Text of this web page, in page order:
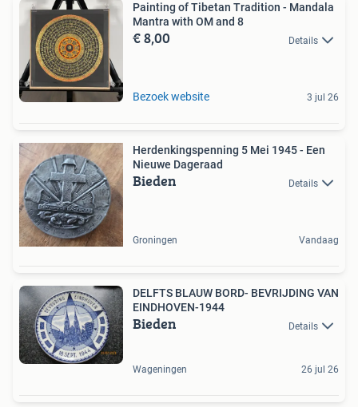
Painting of Tibetan Tradition - Mandala
Mantra with OM and 8
€ 8,00 Details
Bezoek website 3 jul 26
Herdenkingspenning 5 Mei 1945 - Een
Nieuwe Dageraad
Bieden Details
Groningen Vandaag
DELFTS BLAUW BORD- BEVRIJDING VAN
EINDHOVEN-1944
Bieden Details
Wageningen 26 jul 26